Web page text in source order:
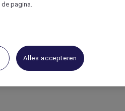
pagina.
Alles accepteren